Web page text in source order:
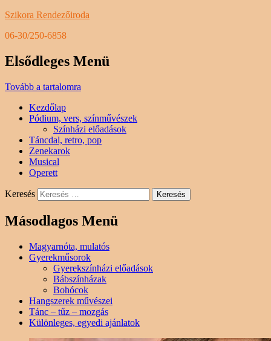
Szikora Rendezőiroda
06-30/250-6858
Elsődleges Menü
Tovább a tartalomra
Kezdőlap
Pódium, vers, színművészek
Színházi előadások
Táncdal, retro, pop
Zenekarok
Musical
Operett
Keresés
Másodlagos Menü
Magyarnóta, mulatós
Gyerekműsorok
Gyerekszínházi előadások
Bábszínházak
Bohócok
Hangszerek művészei
Tánc – tűz – mozgás
Különleges, egyedi ajánlatok